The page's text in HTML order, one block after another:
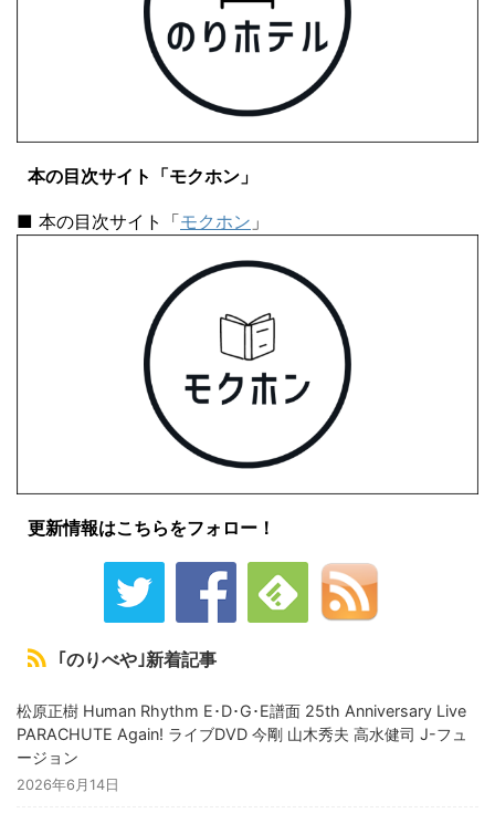
本の目次サイト「モクホン」
■ 本の目次サイト「モクホン 」
更新情報はこちらをフォロー！
｢のりべや｣新着記事
松原正樹 Human Rhythm E･D･G･E譜面 25th Anniversary Live
PARACHUTE Again! ライブDVD 今剛 山木秀夫 高水健司 J-フュ
ージョン
2026年6月14日